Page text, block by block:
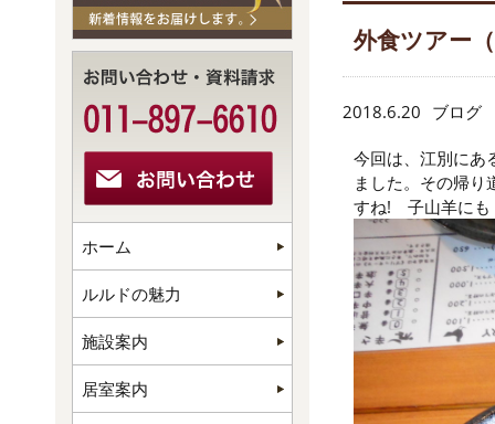
外食ツアー
2018.6.20 ブログ
今回は、江別にあ
ました。その帰
すね! 子山羊にも
ホーム
ルルドの魅力
施設案内
居室案内